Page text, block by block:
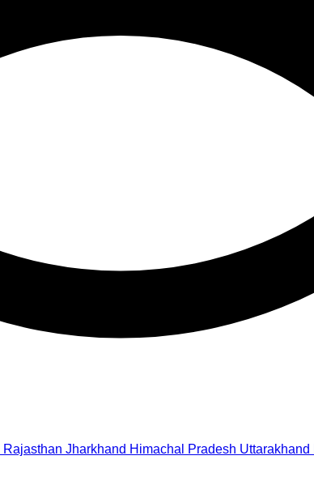
Rajasthan Jharkhand Himachal Pradesh Uttarakhand